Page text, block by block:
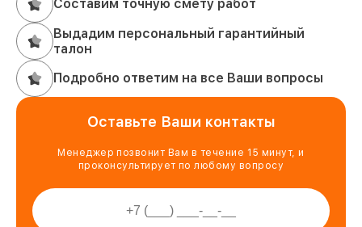
Составим точную смету работ
Выдадим персональный гарантийный
талон
Подробно ответим на все Ваши вопросы
Оставьте Ваши контакты
Менеджер позвонит Вам в течение 15 минут, и
проконсультирует по любому вопросу